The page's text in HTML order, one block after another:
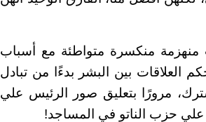
منهزمة منكسرة متواطئة مع أسباب
العلاقات بين البشر بدءًا من تبادل
مرورًا بتعليق صور الرئيس علي
علي حزب الناتو في المساجد!